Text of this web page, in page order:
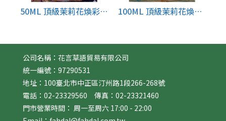
50ML 頂級茉莉花煥彩潤膚按摩油 100ML 頂級茉莉花煥彩潤膚按摩油
公司名稱：花言草語貿易有限公司
統一編號：97290531
地址：100臺北市中正區汀州路1段266-268號
電話：02-23329560 傳真：02-23321460
門市營業時間： 周一至周六 17:00 - 22:00